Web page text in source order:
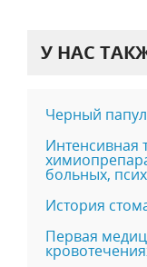
У НАС
Черный
Интенсивная
больных,
История
Первая